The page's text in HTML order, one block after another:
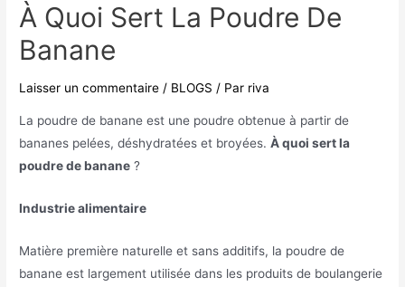
À Quoi Sert La Poudre De
Banane
Laisser un commentaire / BLOGS / Par riva
La poudre de banane est une poudre obtenue à partir de
bananes pelées, déshydratées et broyées.À quoi sert la
poudre de banane ?
Industrie alimentaire
Matière première naturelle et sans additifs, la poudre de
banane est largement utilisée dans les produits de boulangerie